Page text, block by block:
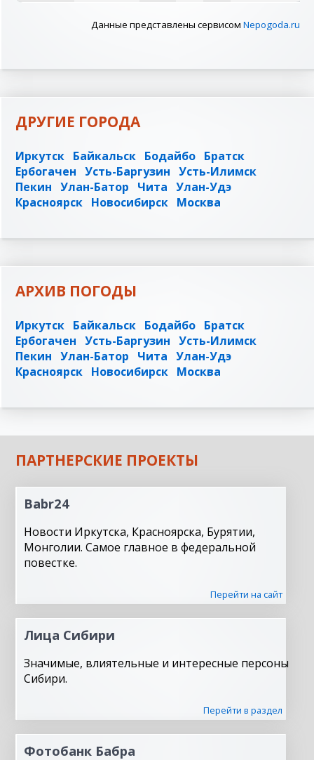
Данные представлены сервисом Nepogoda.ru
ДРУГИЕ ГОРОДА
Иркутск Байкальск Бодайбо Братск
Ербогачен Усть-Баргузин Усть-Илимск
Пекин Улан-Батор Чита Улан-Удэ
Красноярск Новосибирск Москва
АРХИВ ПОГОДЫ
Иркутск Байкальск Бодайбо Братск
Ербогачен Усть-Баргузин Усть-Илимск
Пекин Улан-Батор Чита Улан-Удэ
Красноярск Новосибирск Москва
ПАРТНЕРСКИЕ ПРОЕКТЫ
Babr24
Новости Иркутска, Красноярска, Бурятии,
Монголии. Самое главное в федеральной
повестке.
Перейти на сайт
Лица Сибири
Значимые, влиятельные и интересные персоны
Сибири.
Перейти в раздел
Фотобанк Бабра